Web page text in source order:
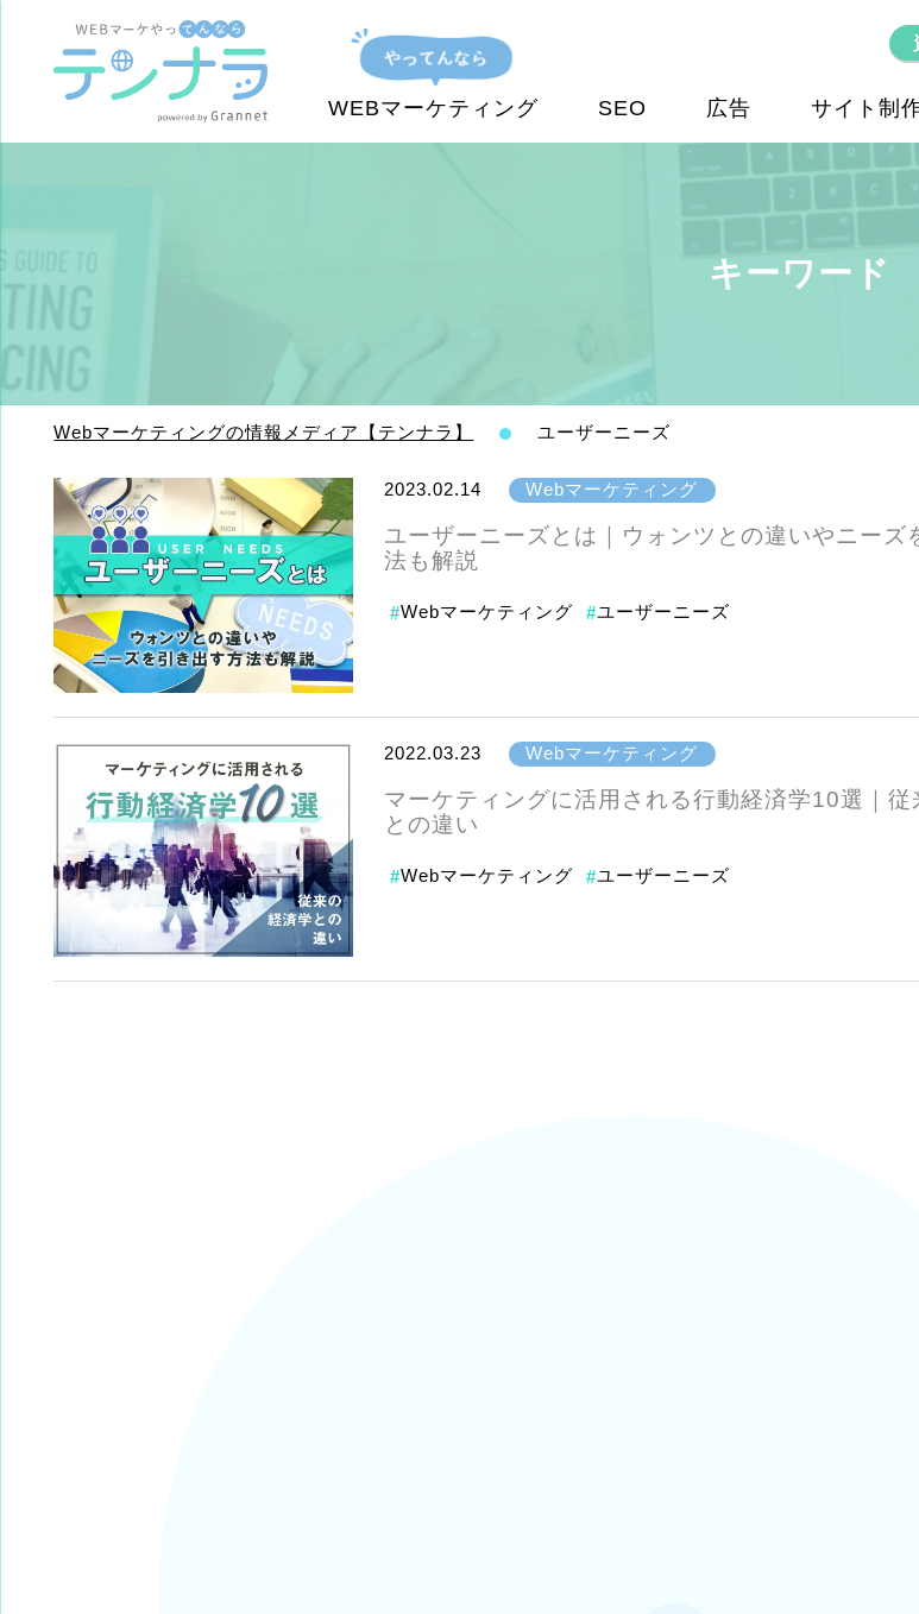
WEBマーケティング SEO 広告 サイト制
キーワード
Webマーケティングの情報メディア【テンナラ】 ユーザーニーズ
2023.02.14 Webマーケティング
ユーザーニーズとは｜ウォンツとの違いやニーズ
法も解説
#Webマーケティング #ユーザーニーズ
2022.03.23 Webマーケティング
マーケティングに活用される行動経済学10選｜従
との違い
#Webマーケティング #ユーザーニーズ